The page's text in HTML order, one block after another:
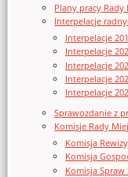
Plany pracy Rady
Interpelacje
Interpelacje
Interpelacje
Interpelacje
Interpelacje
Interpelacje
Sprawozdanie z
Komisje Rady
Komisja
Komisja
Komisja Spraw